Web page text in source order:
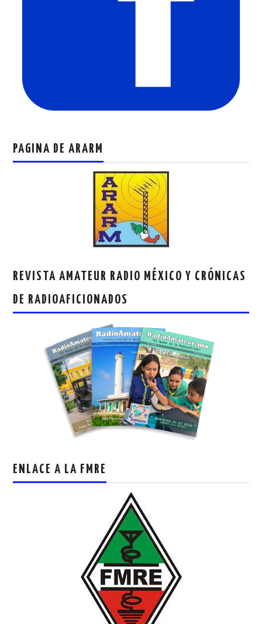
PAGINA DE ARARM
REVISTA AMATEUR RADIO MÉXICO Y CRÓNICAS
DE RADIOAFICIONADOS
ENLACE A LA FMRE